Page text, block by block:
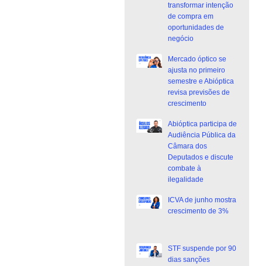
transformar intenção
de compra em
oportunidades de
negócio
Mercado óptico se
ajusta no primeiro
semestre e Abióptica
revisa previsões de
crescimento
Abióptica participa de
Audiência Pública da
Câmara dos
Deputados e discute
combate à
ilegalidade
ICVA de junho mostra
crescimento de 3%
STF suspende por 90
dias sanções